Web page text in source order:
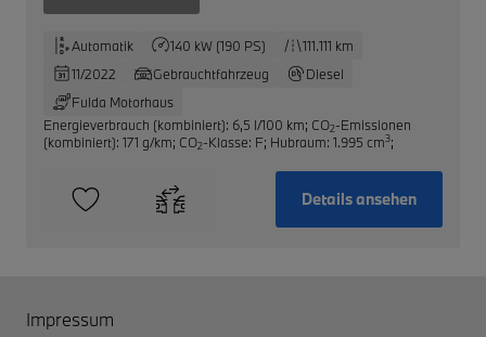
Automatik 140 kW (190 PS)
111.111 km
11/2022
Gebrauchtfahrzeug
Diesel
Fulda Motorhaus
Energieverbrauch (kombiniert): 6,5 l/100 km; CO2-Emissionen
(kombiniert): 171 g/km; CO2-Klasse: F; Hubraum: 1.995 cm3;
Details ansehen
Impressum